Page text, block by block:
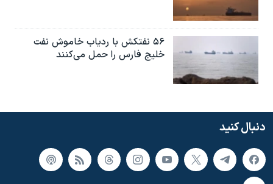
۵۶ نفتکش با ردیاب خاموش نفت
خلیج فارس را حمل می‌کنند
دنبال کنید